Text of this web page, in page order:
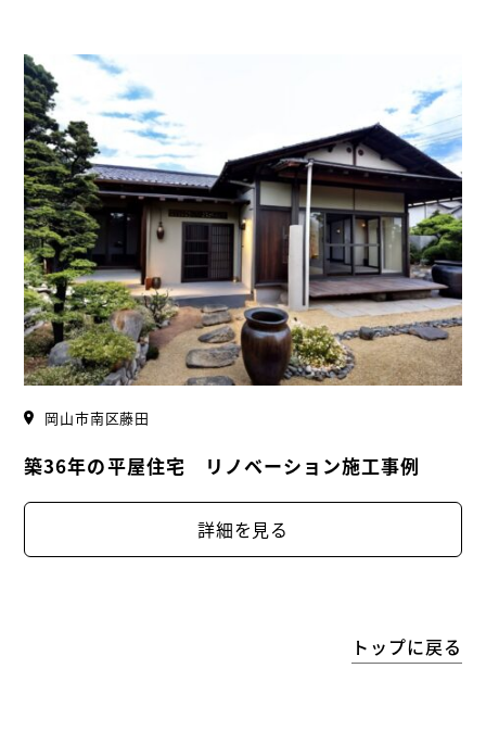
岡山市南区藤田
築36年の平屋住宅 リノベーション施工事例
詳細を見る
トップに戻る